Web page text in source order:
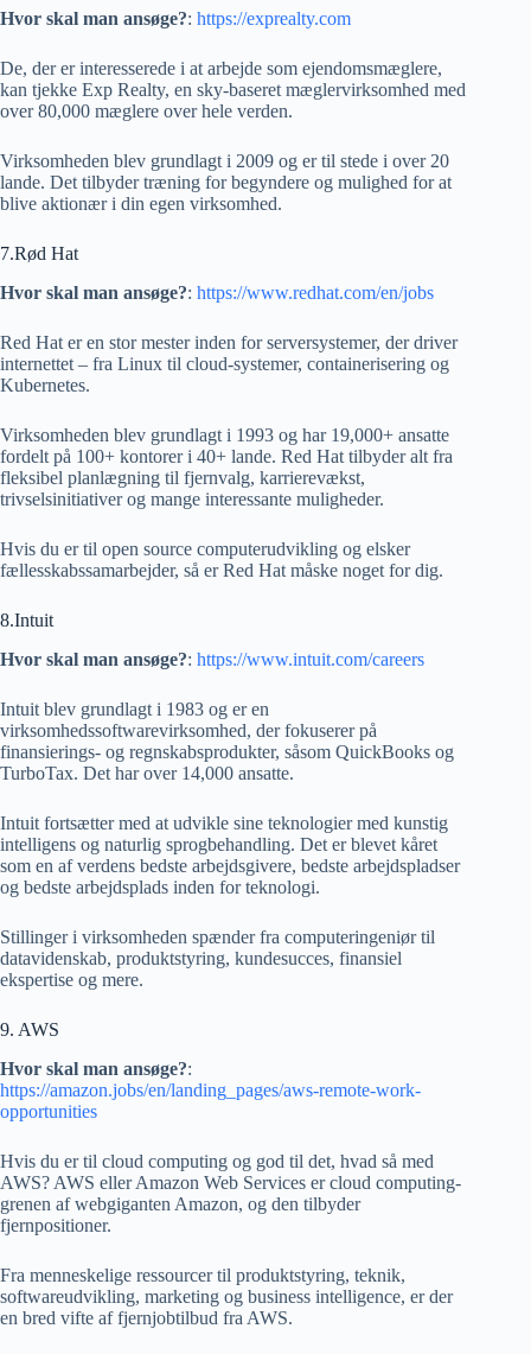
Hvor skal man ansøge?: https://exprealty.com
De, der er interesserede i at arbejde som ejendomsmæglere,
kan tjekke Exp Realty, en sky-baseret mæglervirksomhed med
over 80,000 mæglere over hele verden.
Virksomheden blev grundlagt i 2009 og er til stede i over 20
lande. Det tilbyder træning for begyndere og mulighed for at
blive aktionær i din egen virksomhed.
7.Rød Hat
Hvor skal man ansøge?: https://www.redhat.com/en/jobs
Red Hat er en stor mester inden for serversystemer, der driver
internettet – fra Linux til cloud-systemer, containerisering og
Kubernetes.
Virksomheden blev grundlagt i 1993 og har 19,000+ ansatte
fordelt på 100+ kontorer i 40+ lande. Red Hat tilbyder alt fra
fleksibel planlægning til fjernvalg, karrierevækst,
trivselsinitiativer og mange interessante muligheder.
Hvis du er til open source computerudvikling og elsker
fællesskabssamarbejder, så er Red Hat måske noget for dig.
8.Intuit
Hvor skal man ansøge?: https://www.intuit.com/careers
Intuit blev grundlagt i 1983 og er en
virksomhedssoftwarevirksomhed, der fokuserer på
finansierings- og regnskabsprodukter, såsom QuickBooks og
TurboTax. Det har over 14,000 ansatte.
Intuit fortsætter med at udvikle sine teknologier med kunstig
intelligens og naturlig sprogbehandling. Det er blevet kåret
som en af ​​verdens bedste arbejdsgivere, bedste arbejdspladser
og bedste arbejdsplads inden for teknologi.
Stillinger i virksomheden spænder fra computeringeniør til
datavidenskab, produktstyring, kundesucces, finansiel
ekspertise og mere.
9. AWS
Hvor skal man ansøge?:
https://amazon.jobs/en/landing_pages/aws-remote-work-
opportunities
Hvis du er til cloud computing og god til det, hvad så med
AWS? AWS eller Amazon Web Services er cloud computing-
grenen af ​​webgiganten Amazon, og den tilbyder
fjernpositioner.
Fra menneskelige ressourcer til produktstyring, teknik,
softwareudvikling, marketing og business intelligence, er der
en bred vifte af fjernjobtilbud fra AWS.